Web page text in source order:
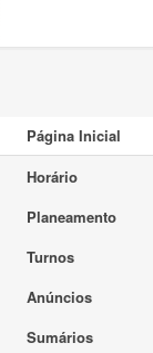
Página Inicial
Horário
Planeamento
Turnos
Anúncios
Sumários